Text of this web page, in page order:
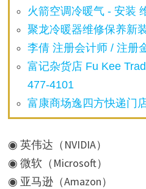
火箭空调冷暖气 - 安装
聚龙冷暖器维修保养新
李倩 注册会计师 / 注册
富记杂货店 Fu Kee
477-4101
富康商场逸四方快递门
◉ 英伟达（NVIDIA）
◉ 微软（Microsoft）
◉ 亚马逊（Amazon）